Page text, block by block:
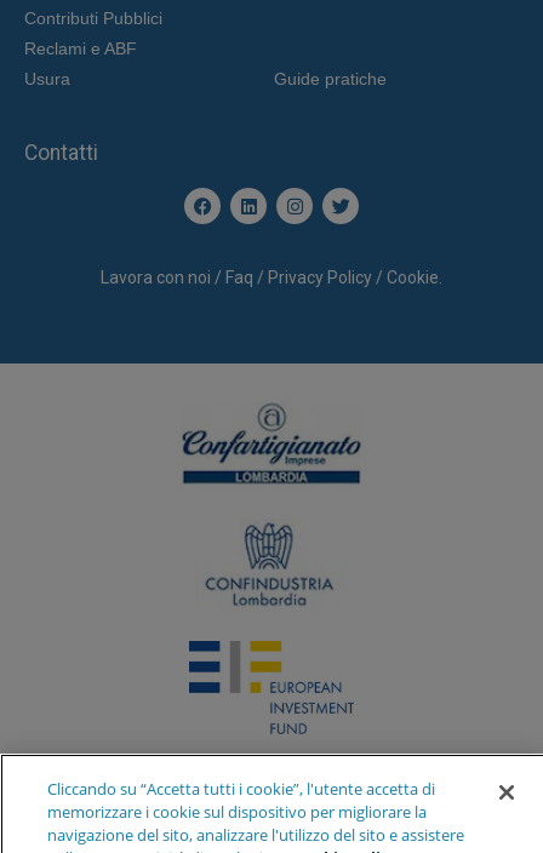
Contributi Pubblici
Reclami e ABF
Usura
Guide pratiche
Contatti
Lavora con noi / Faq / Privacy Policy / Cookie.
Cliccando su “Accetta tutti i cookie”, l'utente accetta di
memorizzare i cookie sul dispositivo per migliorare la
navigazione del sito, analizzare l'utilizzo del sito e assistere